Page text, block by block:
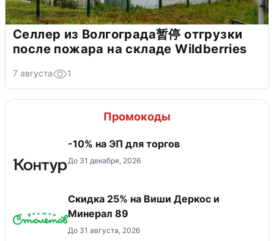
Селлер из Волгограда暂停 отгрузки
после пожара на складе Wildberries
7 августа 1
Промокоды
-10% на ЭП для торгов
До 31 декабря, 2026
Скидка 25% на Виши Деркос и
Минерал 89
До 31 августа, 2026